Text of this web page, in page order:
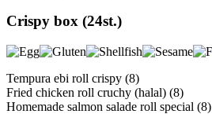
Crispy box (24st.)
Tempura ebi roll crispy (8)
Fried chicken roll cruchy (halal) (8)
Homemade salmon salade roll special (8)